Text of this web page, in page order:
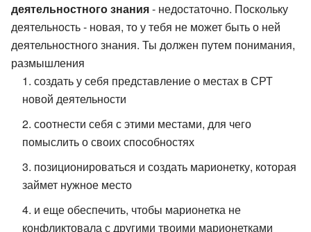
деятельностного знания- недостаточно. Поскольку
деятельность - новая, то у тебя не может быть о ней
деятельностного знания. Ты должен путем понимания,
размышления
создать у себя представление о местах в СРТ
новой деятельности
соотнести себя с этими местами, для чего
помыслить о своих способностях
позиционироваться и создать марионетку, которая
займет нужное место
и еще обеспечить, чтобы марионетка не
конфликтовала с другими твоими марионетками